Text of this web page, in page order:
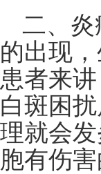
二、
的出现
患者来
白斑困
理就会
胞有伤